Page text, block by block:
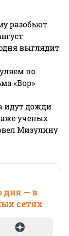
разобьют
выглядит
по
«Вор»
идут дожди
ученых
Мизулину
дня — в
сетях